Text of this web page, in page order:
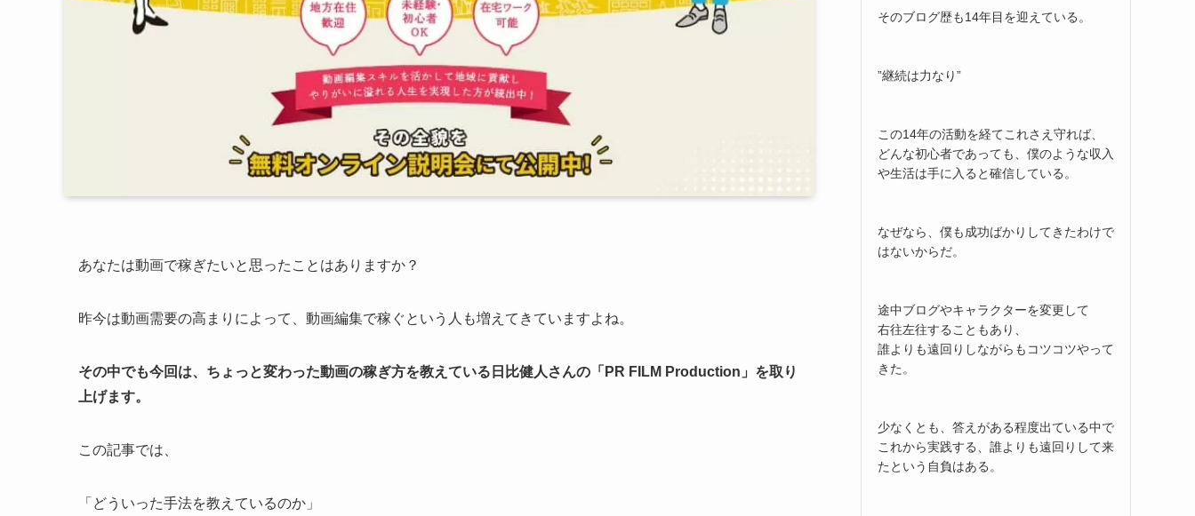
あなたは動画で稼ぎたいと思ったことはありますか？
昨今は動画需要の高まりによって、動画編集で稼ぐという人も増えてきていますよね。
その中でも今回は、ちょっと変わった動画の稼ぎ方を教えている日比健人さんの「PR FILM Production」を取り
上げます。
この記事では、
「どういった手法を教えているのか」
そのブログ歴も14年目を迎えている。
”継続は力なり”
この14年の活動を経てこれさえ守れば、
どんな初心者であっても、僕のような収入
や生活は手に入ると確信している。
なぜなら、僕も成功ばかりしてきたわけで
はないからだ。
途中ブログやキャラクターを変更して
右往左往することもあり、
誰よりも遠回りしながらもコツコツやって
きた。
少なくとも、答えがある程度出ている中で
これから実践する、誰よりも遠回りして来
たという自負はある。